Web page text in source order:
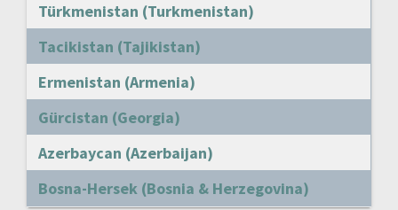
Türkmenistan (Turkmenistan)
Tacikistan (Tajikistan)
Ermenistan (Armenia)
Gürcistan (Georgia)
Azerbaycan (Azerbaijan)
Bosna-Hersek (Bosnia & Herzegovina)